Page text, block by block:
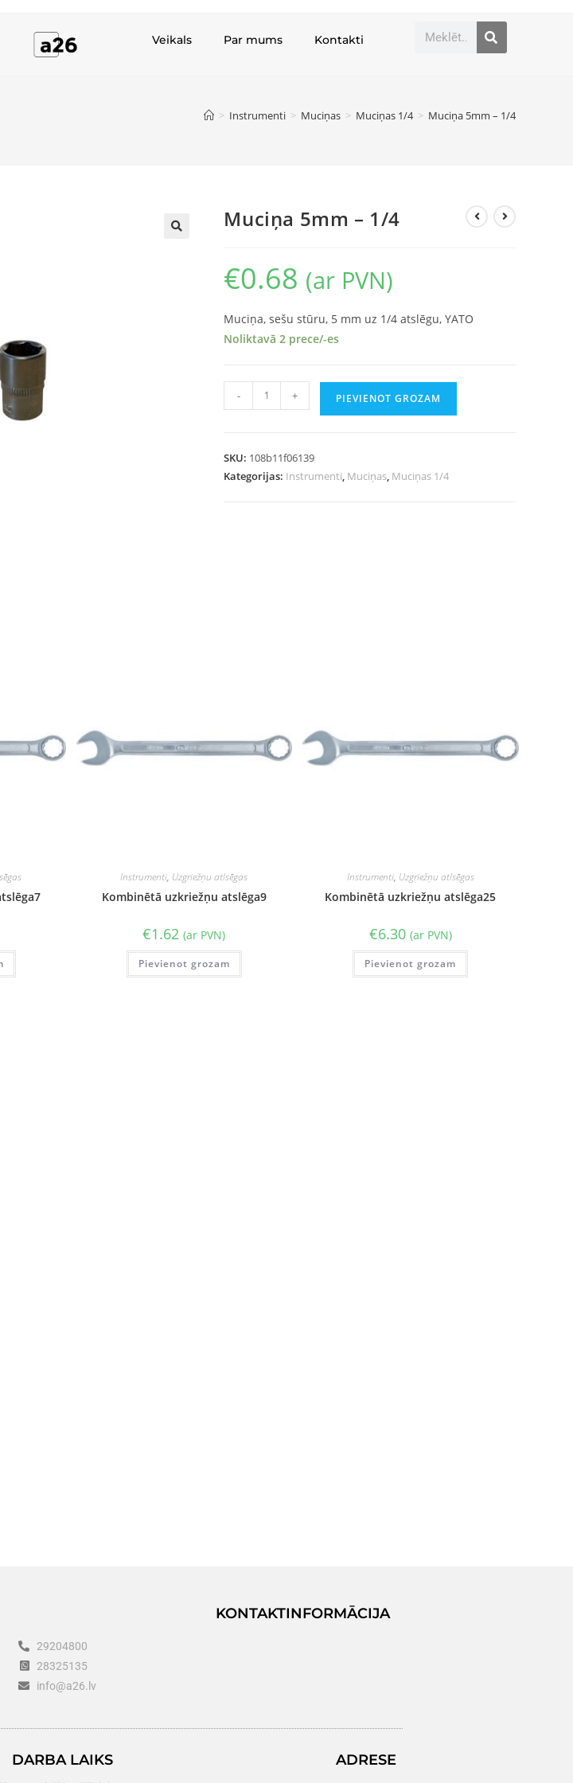
Veikals Par mums Kontakti
> Instrumenti > Muciņas > Muciņas 1/4 > Muciņa 5mm – 1/4
Muciņa 5mm – 1/4
€0.68 (ar PVN)
Muciņa, sešu stūru, 5 mm uz 1/4 atslēgu, YATO
Noliktavā 2 prece/-es
- + PIEVIENOT GROZAM
SKU: 108b11f06139
Kategorijas: Instrumenti, Muciņas, Muciņas 1/4
Instrumenti, Uzgriežņu atlsēgas
Kombinētā uzkriežņu atslēga9
€1.62 (ar PVN)
Pievienot grozam
Instrumenti, Uzgriežņu atlsēgas
Kombinētā uzkriežņu atslēga25
€6.30 (ar PVN)
Pievienot grozam
KONTAKTINFORMĀCIJA
29204800
28325135
info@a26.lv
DARBA LAIKS ADRESE